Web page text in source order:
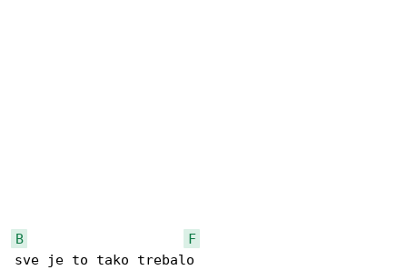
B
F
sve je to tako trebalo